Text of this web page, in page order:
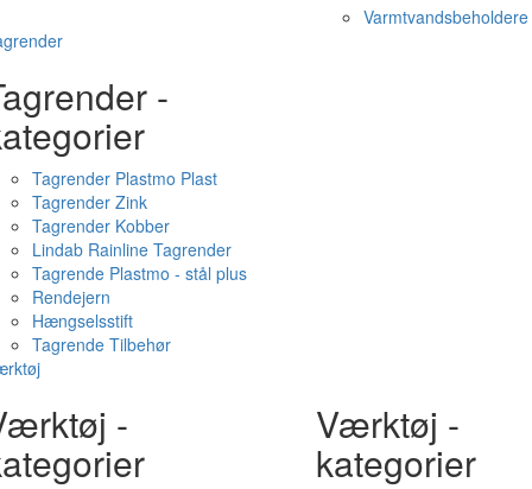
Varmtvandsbeholdere
-
Tagrender Plastmo Plast
Tagrender Zink
Tagrender Kobber
Lindab Rainline Tagrender
Tagrende Plastmo - stål plus
Rendejern
Hængselsstift
Tagrende Tilbehør
- Værktøj -
kategorier